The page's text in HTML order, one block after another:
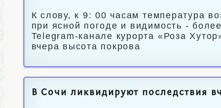
К слову, к 9: 00 часам температура
при ясной погоде и видимость -
Telegram-канале курорта «Роза
вчера высота покрова
В Сочи ликвидируют последствия